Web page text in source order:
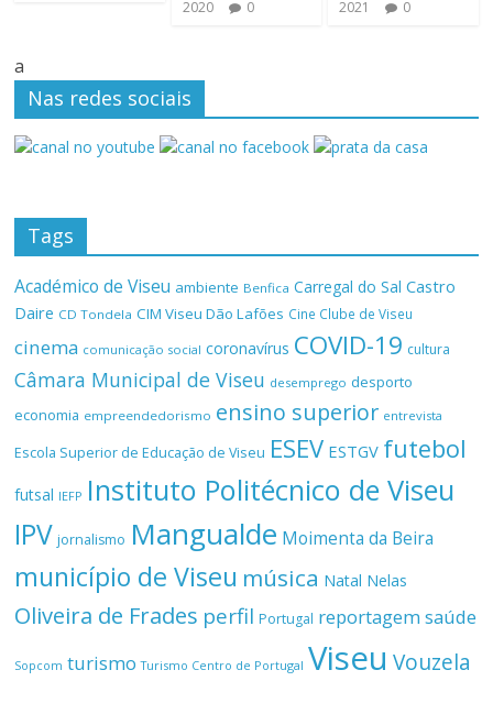
2020 0 2021 0
a
Nas redes sociais
Tags
Académico de Viseu ambiente Benfica Carregal do Sal Castro
Daire CD Tondela CIM Viseu Dão Lafões Cine Clube de Viseu
cinema comunicação social coronavírus COVID-19 cultura
Câmara Municipal de Viseu desemprego desporto
economia empreendedorismo ensino superior entrevista
Escola Superior de Educação de Viseu ESEV ESTGV futebol
futsal IEFP Instituto Politécnico de Viseu
IPV jornalismo Mangualde Moimenta da Beira
município de Viseu música Natal Nelas
Oliveira de Frades perfil Portugal reportagemsaúde
Sopcom turismo Turismo Centro de Portugal Viseu Vouzela